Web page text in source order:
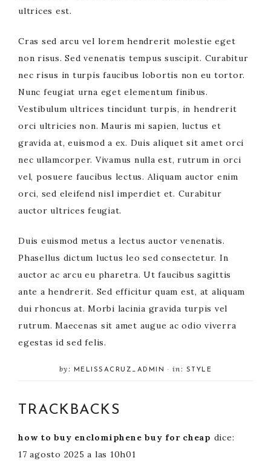
ultrices est.
Cras sed arcu vel lorem hendrerit molestie eget
non risus. Sed venenatis tempus suscipit. Curabitur
nec risus in turpis faucibus lobortis non eu tortor.
Nunc feugiat urna eget elementum finibus.
Vestibulum ultrices tincidunt turpis, in hendrerit
orci ultricies non. Mauris mi sapien, luctus et
gravida at, euismod a ex. Duis aliquet sit amet orci
nec ullamcorper. Vivamus nulla est, rutrum in orci
vel, posuere faucibus lectus. Aliquam auctor enim
orci, sed eleifend nisl imperdiet et. Curabitur
auctor ultrices feugiat.
Duis euismod metus a lectus auctor venenatis.
Phasellus dictum luctus leo sed consectetur. In
auctor ac arcu eu pharetra. Ut faucibus sagittis
ante a hendrerit. Sed efficitur quam est, at aliquam
dui rhoncus at. Morbi lacinia gravida turpis vel
rutrum. Maecenas sit amet augue ac odio viverra
egestas id sed felis.
by: MELISSACRUZ_ADMIN · in: STYLE
TRACKBACKS
how to buy enclomiphene buy for cheap dice:
17 agosto 2025 a las 10h01